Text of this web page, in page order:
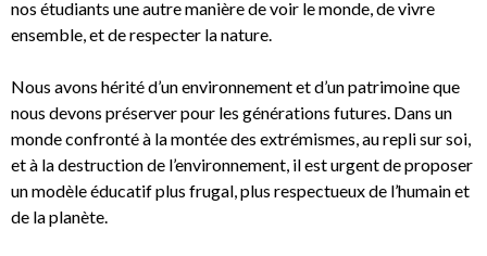
nos étudiants une autre manière de voir le monde, de vivre
ensemble, et de respecter la nature.
Nous avons hérité d’un environnement et d’un patrimoine que
nous devons préserver pour les générations futures. Dans un
monde confronté à la montée des extrémismes, au repli sur soi,
et à la destruction de l’environnement, il est urgent de proposer
un modèle éducatif plus frugal, plus respectueux de l’humain et
de la planète.